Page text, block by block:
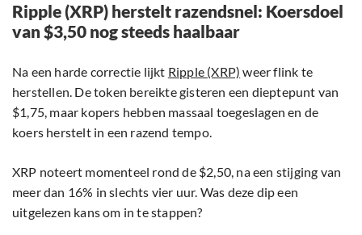
Ripple (XRP) herstelt razendsnel: Koersdoel
van $3,50 nog steeds haalbaar
Na een harde correctie lijkt Ripple (XRP) weer flink te
herstellen. De token bereikte gisteren een dieptepunt van
$1,75, maar kopers hebben massaal toegeslagen en de
koers herstelt in een razend tempo.
XRP noteert momenteel rond de $2,50, na een stijging van
meer dan 16% in slechts vier uur. Was deze dip een
uitgelezen kans om in te stappen?